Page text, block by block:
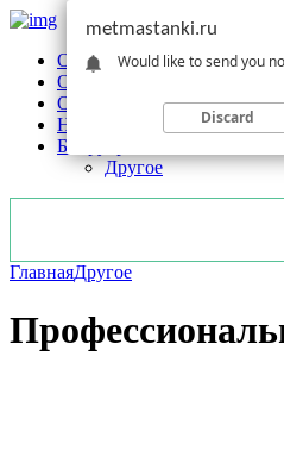
Обзоры станков
Оборудование
Обработка
Новости отрасли
Без рубрики
Другое
ГлавнаяДругое
metmastanki.ru
Would like to send you
Discard